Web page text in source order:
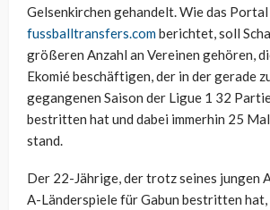
Gelsenkirchen gehandelt. Wie das Portal
fussballtransfers.comberichtet, soll
größeren Anzahl an Vereinen gehören,
Ekomié beschäftigen, der in der gerade
gegangenen Saison der Ligue 1 32
bestritten hat und dabei immerhin 25
stand.
Der 22-Jährige, der trotz seines jungen
A-Länderspiele für Gabun bestritten